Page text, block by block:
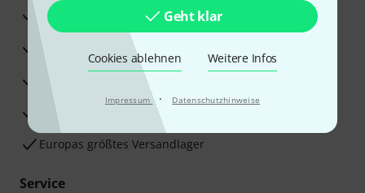
Geht klar
Cookies ablehnen Weitere Infos
Impressum · Datenschutzhinweise
30 Tage Money-Back-Garantie
Beratung durch Fachexperten
Zufriedenheitsgarantie
Europas größtes Versandlager
Service